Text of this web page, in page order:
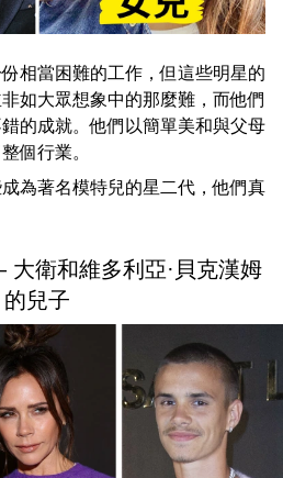
相當困難的工作，但這些明星的
如大眾想象中的那麼難，而他們
的成就。他們以簡單美和與父母
個行業。
為著名模特兒的星二代，他們真
衛和維多利亞·貝克漢姆
的兒子